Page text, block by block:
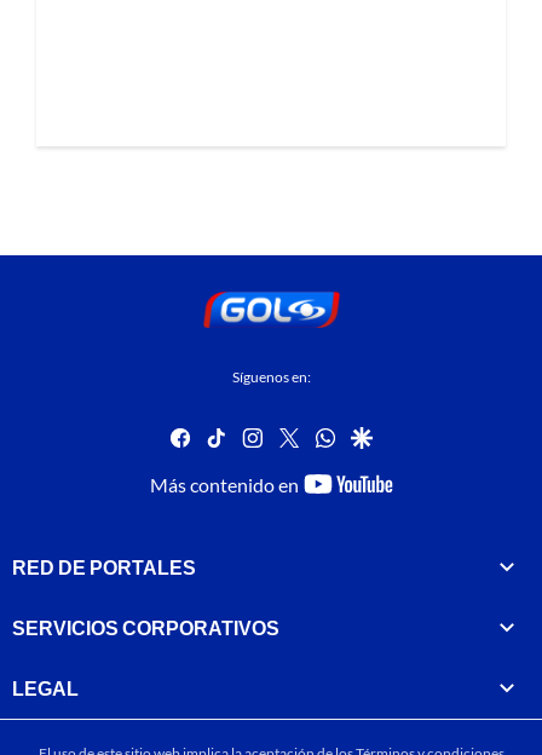
Síguenos en:
facebook
tiktok instagram
twitterwhatsapp
google
Más contenido en
youtube-
RED DE PORTALES
SERVICIOS CORPORATIVOS
LEGAL